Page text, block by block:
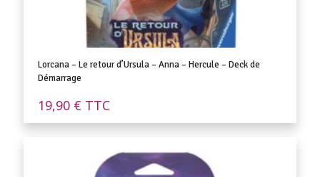
Lorcana – Le retour d’Ursula – Anna – Hercule – Deck de
Démarrage
19,90 € TTC